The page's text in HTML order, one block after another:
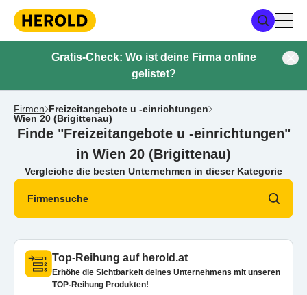
Gratis-Check: Wo ist deine Firma online
gelistet?
Firmen Freizeitangebote u -einrichtungen
Wien 20 (Brigittenau)
Finde "Freizeitangebote u -einrichtungen"
in Wien 20 (Brigittenau)
Vergleiche die besten Unternehmen in dieser Kategorie
Firmensuche
Top-Reihung auf herold.at
Erhöhe die Sichtbarkeit deines Unternehmens mit unseren
TOP-Reihung Produkten!